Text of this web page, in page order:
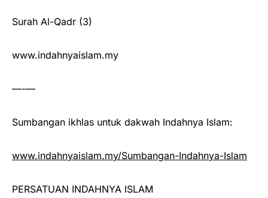
Surah Al-Qadr (3)
www.indahnyaislam.my
—-—
Sumbangan ikhlas untuk dakwah Indahnya Islam:
www.indahnyaislam.my/Sumbangan-Indahnya-Islam
PERSATUAN INDAHNYA ISLAM